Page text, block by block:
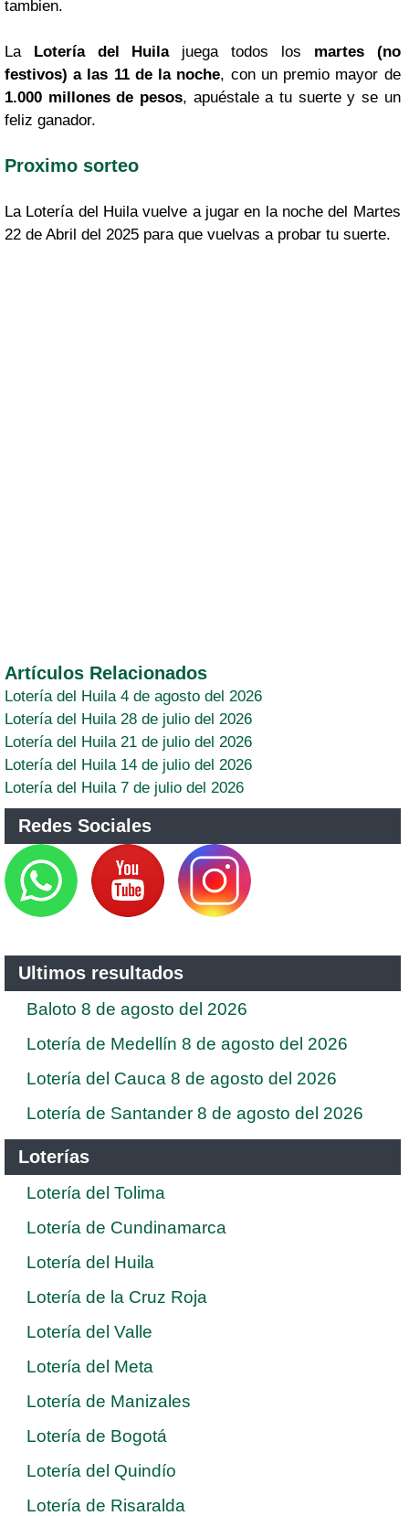
tambien.
La Lotería del Huilajuega todos los martes (no
festivos) a las 11 de la noche, con un premio mayor de
1.000 millones de pesos, apuéstale a tu suerte y se un
feliz ganador.
Proximo sorteo
La Lotería del Huila vuelve a jugar en la noche del Martes
22 de Abril del 2025 para que vuelvas a probar tu suerte.
Artículos Relacionados
Lotería del Huila 4 de agosto del 2026
Lotería del Huila 28 de julio del 2026
Lotería del Huila 21 de julio del 2026
Lotería del Huila 14 de julio del 2026
Lotería del Huila 7 de julio del 2026
Redes Sociales
Ultimos resultados
Baloto 8 de agosto del 2026
Lotería de Medellín 8 de agosto del 2026
Lotería del Cauca 8 de agosto del 2026
Lotería de Santander 8 de agosto del 2026
Loterías
Lotería del Tolima
Lotería de Cundinamarca
Lotería del Huila
Lotería de la Cruz Roja
Lotería del Valle
Lotería del Meta
Lotería de Manizales
Lotería de Bogotá
Lotería del Quindío
Lotería de Risaralda